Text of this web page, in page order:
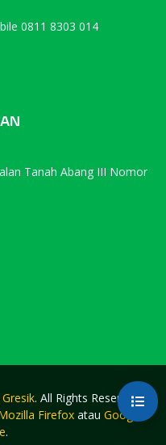
0811 8303 014
Tanah Abang III Nomor
. All Rights Reserved.
Firefox atau Google
.